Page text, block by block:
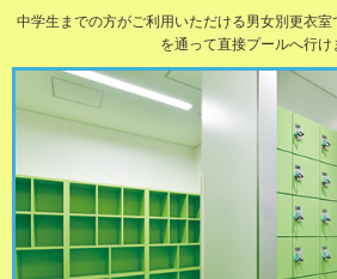
中学生までの方がご利用いただける男女別更衣
を通って直接プールへ行け